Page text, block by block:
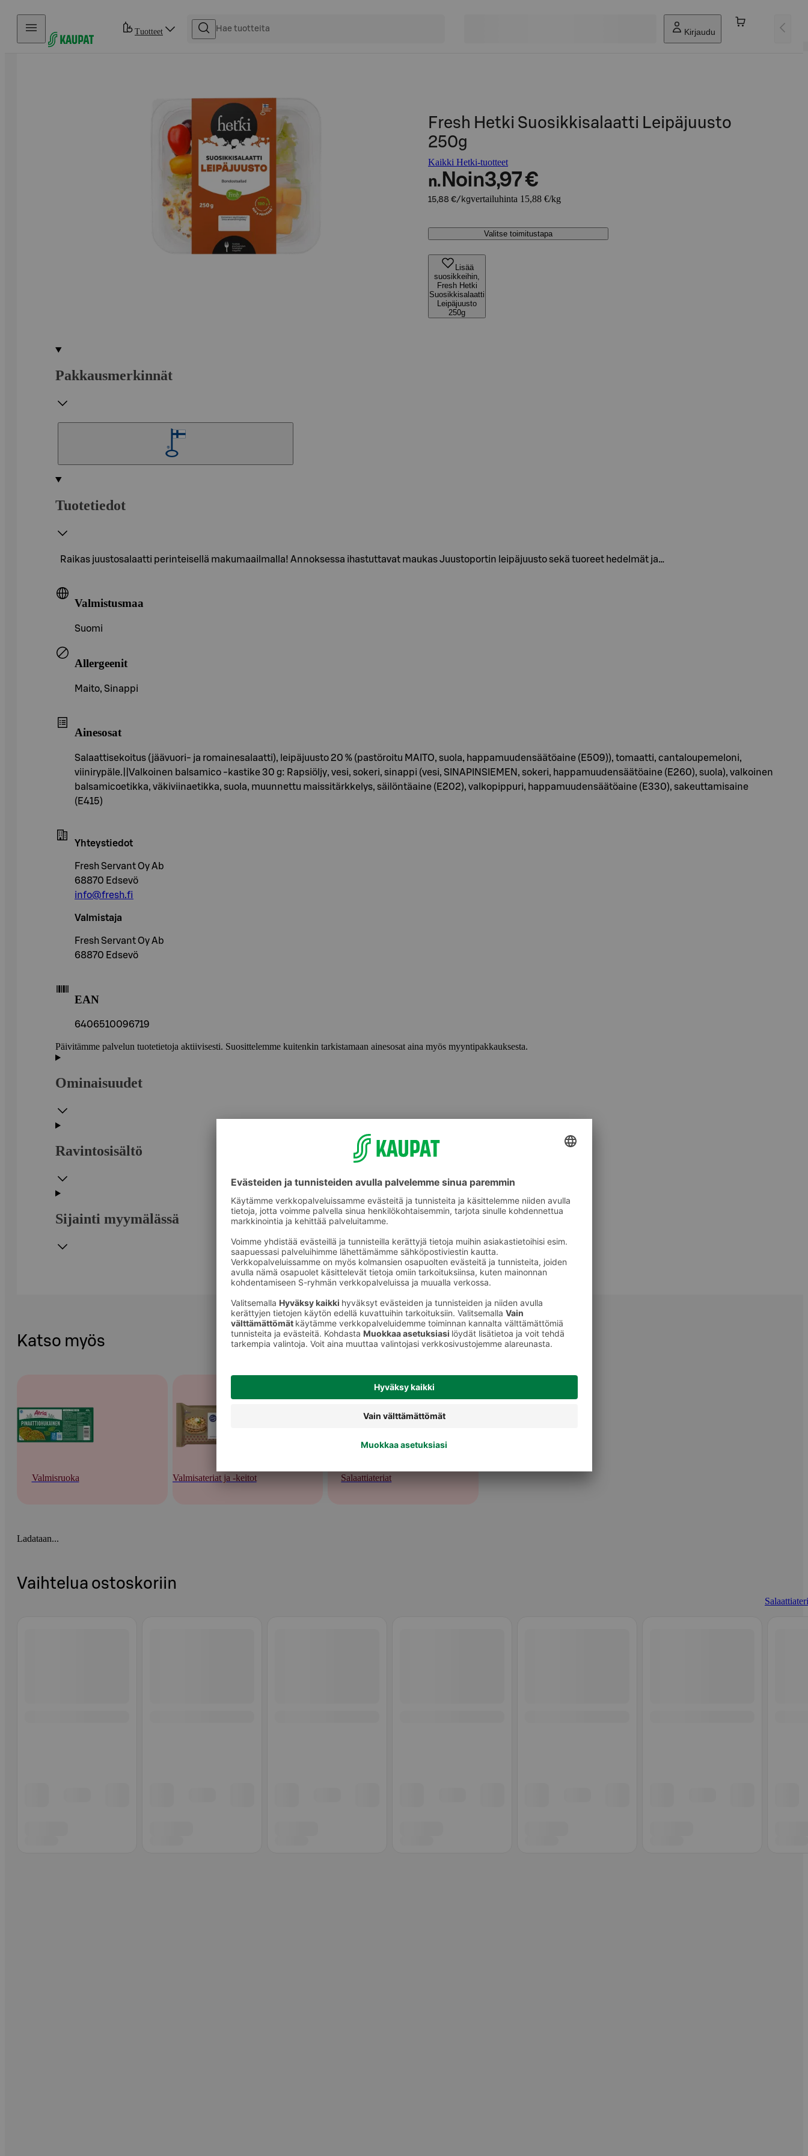
Hyppää sisältöön
Tuotteet Kirjaudu
Fresh Hetki Suosikkisalaatti Leipäjuusto
250g
Kaikki Hetki-tuotteet
n. Noin3,97 €
15,88 €/kgvertailuhinta 15,88 €/kg
Valitse toimitustapa
Lisää
suosikkeihin,
Fresh Hetki
Suosikkisalaatti
Leipäjuusto
250g
Pakkausmerkinnät
Tuotetiedot
Raikas juustosalaatti perinteisellä makumaailmalla! Annoksessa ihastuttavat maukas Juustoportin leipäjuusto sekä tuoreet hedelmät ja…
Valmistusmaa
Suomi
Allergeenit
Maito, Sinappi
Ainesosat
Salaattisekoitus (jäävuori- ja romainesalaatti), leipäjuusto 20 % (pastöroitu MAITO, suola, happamuudensäätöaine (E509)), tomaatti, cantaloupemeloni,
viinirypäle.||Valkoinen balsamico -kastike 30 g: Rapsiöljy, vesi, sokeri, sinappi (vesi, SINAPINSIEMEN, sokeri, happamuudensäätöaine (E260), suola), valkoinen
balsamicoetikka, väkiviinaetikka, suola, muunnettu maissitärkkelys, säilöntäaine (E202), valkopippuri, happamuudensäätöaine (E330), sakeuttamisaine
(E415)
Yhteystiedot
Fresh Servant Oy Ab
68870 Edsevö
info@fresh.fi
Valmistaja
Fresh Servant Oy Ab
68870 Edsevö
EAN
6406510096719
Päivitämme palvelun tuotetietoja aktiivisesti. Suosittelemme kuitenkin tarkistamaan ainesosat aina myös myyntipakkauksesta.
Ominaisuudet
Ravintosisältö
Sijainti myymälässä
Katso myös
Valmisruoka Valmisateriat ja -keitot Salaattiateriat
Ladataan...
Vaihtelua ostoskoriin